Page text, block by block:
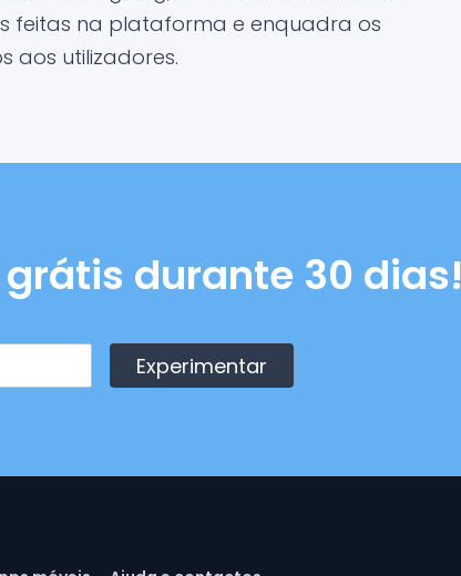
feitas na plataforma e enquadra os
aos utilizadores.
durante 30 dias!
Experimentar